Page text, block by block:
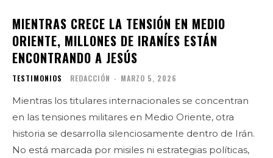
MIENTRAS CRECE LA TENSIÓN EN MEDIO
ORIENTE, MILLONES DE IRANÍES ESTÁN
ENCONTRANDO A JESÚS
TESTIMONIOS REDACCIÓN - MARZO 5, 2026
Mientras los titulares internacionales se concentran
en las tensiones militares en Medio Oriente, otra
historia se desarrolla silenciosamente dentro de Irán.
No está marcada por misiles ni estrategias políticas,